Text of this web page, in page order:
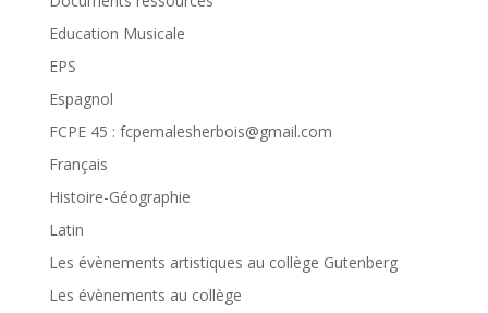
Education Musicale
EPS
Espagnol
FCPE 45 : fcpemalesherbois@gmail.com
Français
Histoire-Géographie
Latin
Les évènements artistiques au collège Gutenberg
Les évènements au collège